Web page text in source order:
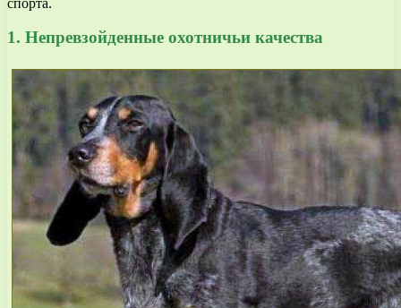
1. Непревзойденные охотничьи качества